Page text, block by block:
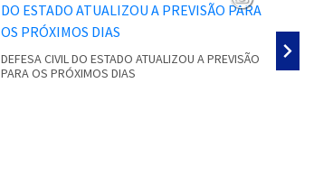
DEFESA CIVIL DO ESTADO ATUALIZOU A PREVISÃO
PARA OS PRÓXIMOS DIAS